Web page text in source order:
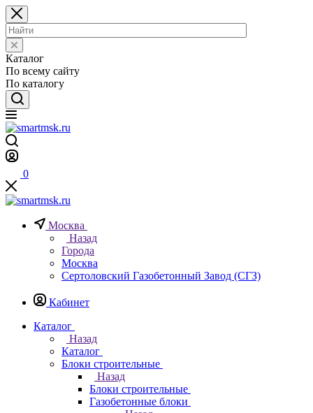
Каталог
По всему сайту
По каталогу
0
Москва
Назад
Города
Москва
Сертоловский Газобетонный Завод (СГЗ)
Кабинет
Каталог
Назад
Каталог
Блоки строительные
Назад
Блоки строительные
Газобетонные блоки